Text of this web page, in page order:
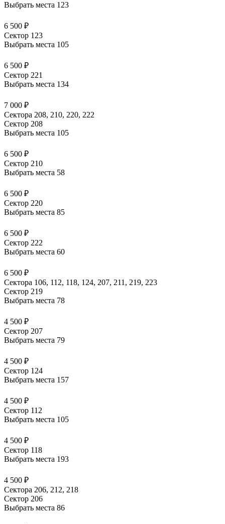
Выбрать места 123
6 500 ₽
Сектор 123
Выбрать места 105
6 500 ₽
Сектор 221
Выбрать места 134
7 000 ₽
Сектора 208, 210, 220, 222
Сектор 208
Выбрать места 105
6 500 ₽
Сектор 210
Выбрать места 58
6 500 ₽
Сектор 220
Выбрать места 85
6 500 ₽
Сектор 222
Выбрать места 60
6 500 ₽
Сектора 106, 112, 118, 124, 207, 211, 219, 223
Сектор 219
Выбрать места 78
4 500 ₽
Сектор 207
Выбрать места 79
4 500 ₽
Сектор 124
Выбрать места 157
4 500 ₽
Сектор 112
Выбрать места 105
4 500 ₽
Сектор 118
Выбрать места 193
4 500 ₽
Сектора 206, 212, 218
Сектор 206
Выбрать места 86